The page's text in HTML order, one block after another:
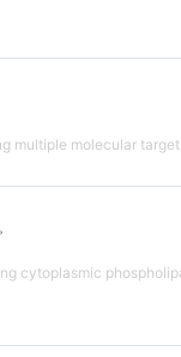
multiple molecular
cytoplasmic